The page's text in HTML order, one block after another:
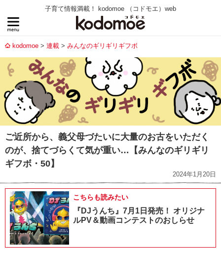
子育て情報満載！ kodomoe （コドモエ）web
kodomoe 連載 みんなのギリギリギフボ
ご近所から、義父母づたいに大量のお古をいただく
のが、捨てづらくて気が重い…【みんなのギリギリ
ギフボ・50】
2024年1月20日
こちらも読みたい
『DJうんち』7月1日発売！ オリジナ
ルPV＆動画コンテストのおしらせ